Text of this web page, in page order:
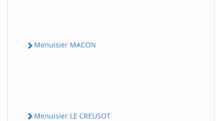
Menuisier MACON
Menuisier LE CREUSOT